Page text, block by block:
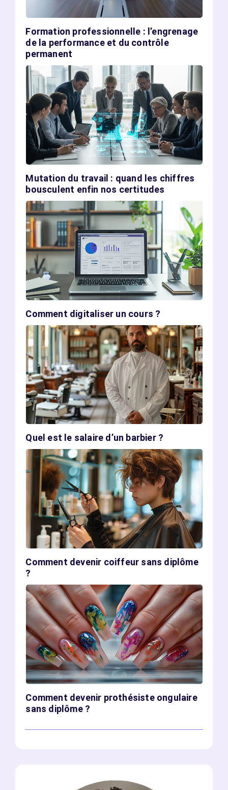
Formation professionnelle : l’engrenage
de la performance et du contrôle
permanent
Mutation du travail : quand les chiffres
bousculent enfin nos certitudes
Comment digitaliser un cours ?
Quel est le salaire d’un barbier ?
Comment devenir coiffeur sans diplôme
?
Comment devenir prothésiste ongulaire
sans diplôme ?